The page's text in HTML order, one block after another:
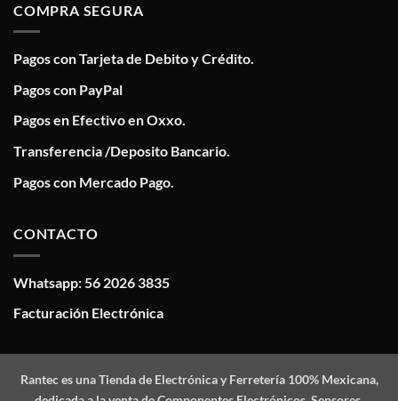
COMPRA SEGURA
Pagos con Tarjeta de Debito y Crédito.
Pagos con PayPal
Pagos en Efectivo en Oxxo.
Transferencia /Deposito Bancario.
Pagos con Mercado Pago.
CONTACTO
Whatsapp: 56 2026 3835
Facturación Electrónica
Ranteces una Tienda de Electrónica y Ferretería 100% Mexicana,